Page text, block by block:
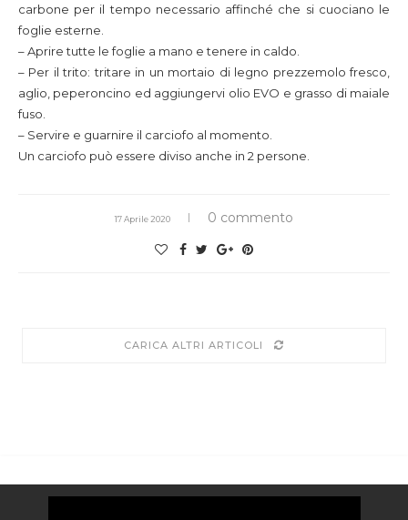
carbone per il tempo necessario affinché che si cuociano le
foglie esterne.
– Aprire tutte le foglie a mano e tenere in caldo.
– Per il trito: tritare in un mortaio di legno prezzemolo fresco,
aglio, peperoncino ed aggiungervi olio EVO e grasso di maiale
fuso.
– Servire e guarnire il carciofo al momento.
Un carciofo può essere diviso anche in 2 persone.
17 Aprile 2020 0 commento
CARICA ALTRI ARTICOLI